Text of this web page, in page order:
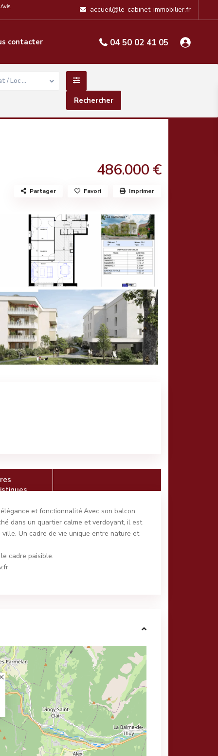
accueil@le-cabinet-immobilier.fr
04 50 02 41 05
contacter
/ Loc …
486.000 €
Partager Favori Imprimer
et fonctionnalité.Avec son balcon
dans un quartier calme et verdoyant, il est
Un cadre de vie unique entre nature et
cadre paisible.